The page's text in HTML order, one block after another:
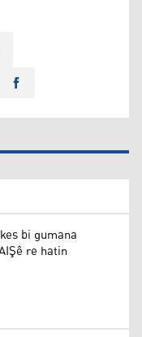
bi gumana
re hatin